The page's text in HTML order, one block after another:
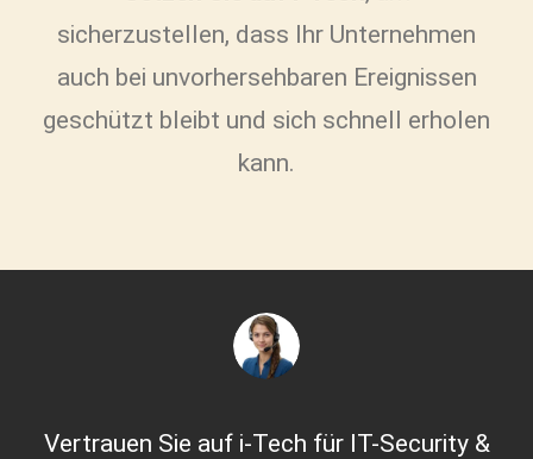
sicherzustellen, dass Ihr Unternehmen
auch bei unvorhersehbaren Ereignissen
geschützt bleibt und sich schnell erholen
kann.
Vertrauen Sie auf i-Tech für IT-Security &